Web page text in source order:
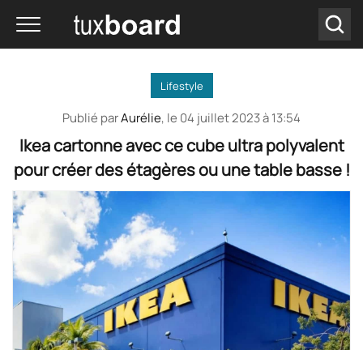
Lifestyle
Publié parAurélie, le 04 juillet 2023 à 13:54
Ikea cartonne avec ce cube ultra polyvalent
pour créer des étagères ou une table basse !